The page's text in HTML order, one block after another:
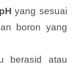
pH yang sesuai
boron yang
berasid atau